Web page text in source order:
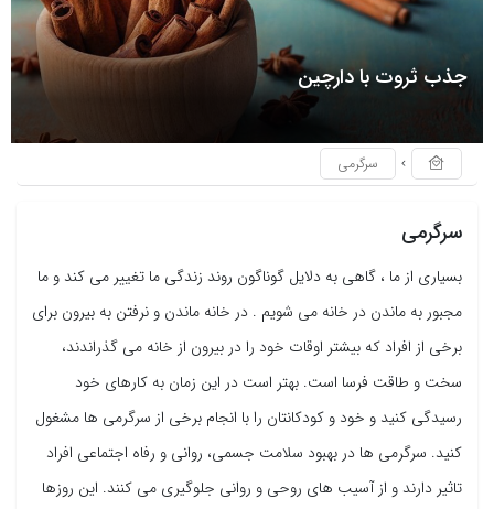
جذب ثروت با دارچین
سرگرمی
سرگرمی
بسیاری از ما ، گاهی به دلایل گوناگون روند زندگی ما تغییر می کند و ما
مجبور به ماندن در خانه می شویم . در خانه ماندن و نرفتن به بیرون برای
برخی از افراد که بیشتر اوقات خود را در بیرون از خانه می گذراندند،
سخت و طاقت فرسا است. بهتر است در این زمان به کارهای خود
رسیدگی کنید و خود و کودکانتان را با انجام برخی از سرگرمی ها مشغول
کنید. سرگرمی ها در بهبود سلامت جسمی، روانی و رفاه اجتماعی افراد
تاثیر دارند و از آسیب های روحی و روانی جلوگیری می کنند. این روزها